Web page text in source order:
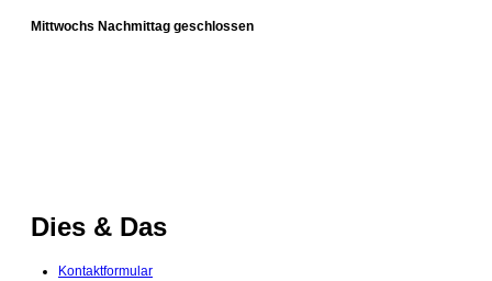
Mittwochs Nachmittag geschlossen
Dies & Das
Kontaktformular